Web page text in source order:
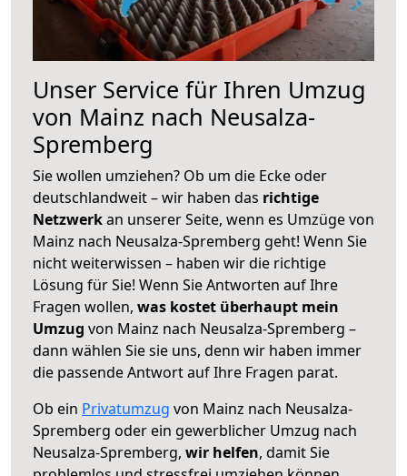
Unser Service für Ihren Umzug
von Mainz nach Neusalza-
Spremberg
Sie wollen umziehen? Ob um die Ecke oder
deutschlandweit – wir haben das richtige
Netzwerkan unserer Seite, wenn es Umzüge von
Mainz nach Neusalza-Spremberg geht! Wenn Sie
nicht weiterwissen – haben wir die richtige
Lösung für Sie! Wenn Sie Antworten auf Ihre
Fragen wollen, was kostet überhaupt mein
Umzug von Mainz nach Neusalza-Spremberg –
dann wählen Sie sie uns, denn wir haben immer
die passende Antwort auf Ihre Fragen parat.
Ob ein Privatumzug von Mainz nach Neusalza-
Spremberg oder ein gewerblicher Umzug nach
Neusalza-Spremberg, wir helfen, damit Sie